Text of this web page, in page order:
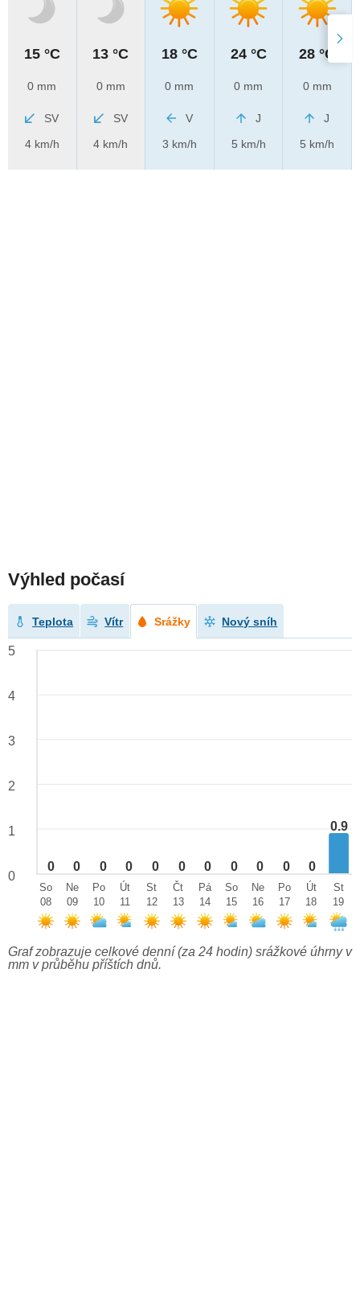
15 °C
0 mm
SV
4 km/h
13 °C
0 mm
SV
4 km/h
18 °C
0 mm
V
3 km/h
24 °C
0 mm
J
5 km/h
28 °C
0 mm
J
5 km/h
Výhled počasí
Teplota Vítr Srážky Nový sníh
0 0 0 0 0 0 0 0 0 0 0
0.9
5
4
3
2
1
0
So
08
Ne
09
Po
10
Út
11
St
12
Čt
13
Pá
14
So
15
Ne
16
Po
17
Út
18
St
19
Graf zobrazuje celkové denní (za 24 hodin) srážkové úhrny v
mm v průběhu příštích dnů.